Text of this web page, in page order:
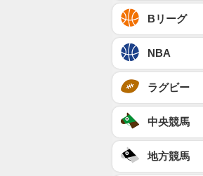
Bリーグ
NBA
ラグビー
中央競馬
地方競馬